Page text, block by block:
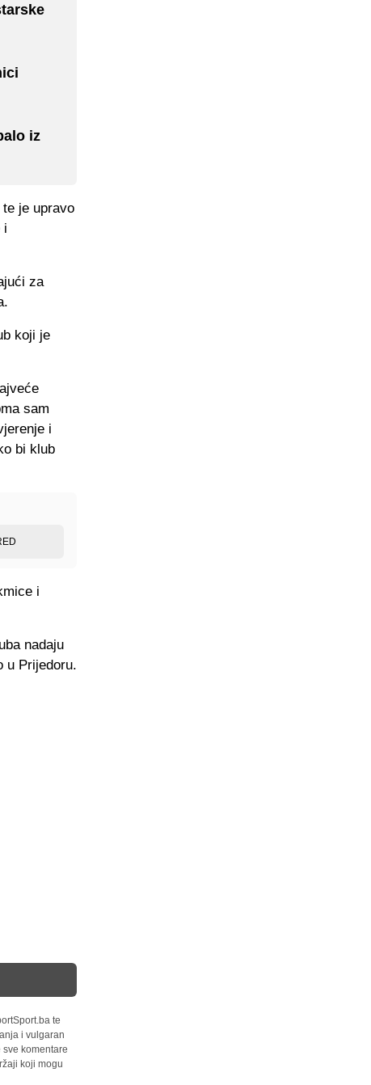
iz
je upravo
i
za
koji je
sam
i
bi klub
i
nadaju
u Prijedoru.
te
i vulgaran
komentare
koji mogu